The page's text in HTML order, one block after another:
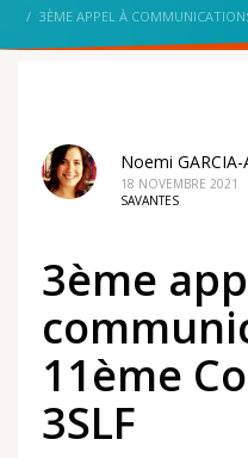
3ÈME APPEL À
Noemi GARCIA-
18 NOVEMBRE 2021
SAVANTES
3ème
11ème
3SLF